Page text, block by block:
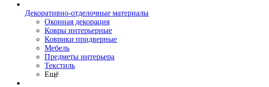
Декоративно-отделочные материалы
Оконная декорация
Ковры интерьерные
Коврики придверные
Мебель
Предметы интерьера
Текстиль
Ещё